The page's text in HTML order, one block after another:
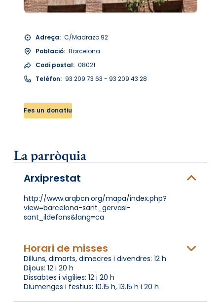
Adreça: C/Madrazo 92
Població: Barcelona
Codi postal: 08021
Telèfon: 93 209 73 63 - 93 209 43 28
Fes un donatiu
La parròquia
Arxiprestat
http://www.arqbcn.org/mapa/index.php?
view=barcelona-sant_gervasi-
sant_ildefons&lang=ca
Horari de misses
Dilluns, dimarts, dimecres i divendres: 12 h
Dijous: 12 i 20 h
Dissabtes i vigílies: 12 i 20 h
Diumenges i festius: 10.15 h, 13.15 h i 20 h